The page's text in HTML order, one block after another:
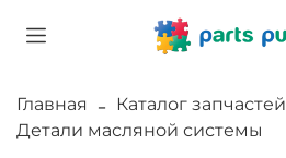
Главная
Каталог запчастей
Детали масляной системы